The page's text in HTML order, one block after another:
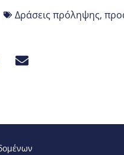
Δράσεις πρόληψης,